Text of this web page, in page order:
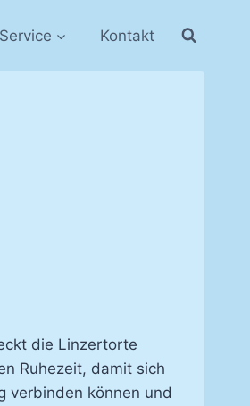
Service Kontakt
die Lin­zer­tor­te
Ru­he­zeit, da­mit sich
ver­bin­den kön­nen und